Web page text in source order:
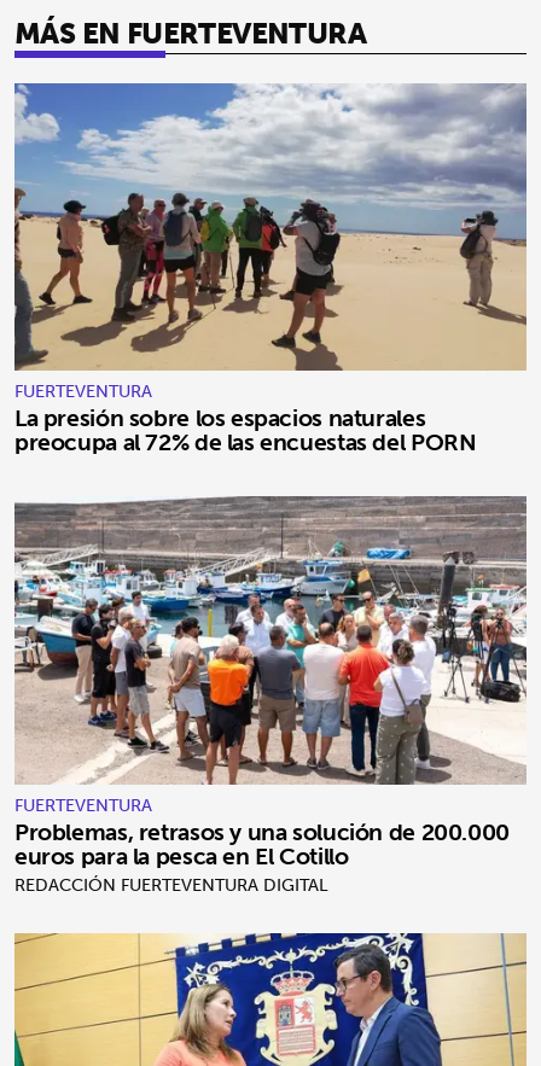
MÁS EN FUERTEVENTURA
FUERTEVENTURA
La presión sobre los espacios naturales
preocupa al 72% de las encuestas del PORN
FUERTEVENTURA
Problemas, retrasos y una solución de 200.000
euros para la pesca en El Cotillo
REDACCIÓN FUERTEVENTURA DIGITAL